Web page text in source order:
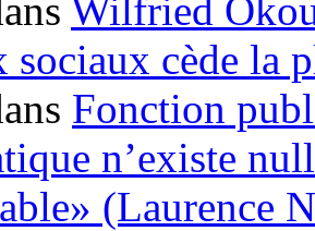
Wilfried
sociaux cède la
Fonction
n’existe
(Laurence